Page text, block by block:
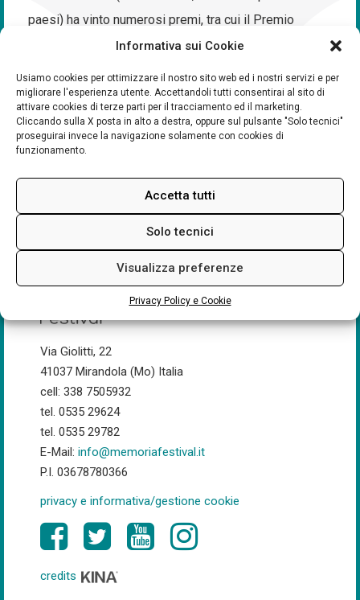
Informativa sui Cookie
Usiamo cookies per ottimizzare il nostro sito web ed i nostri servizi e per
migliorare l'esperienza utente. Accettandoli tutti consentirai al sito di
attivare cookies di terze parti per il tracciamento ed il marketing.
Cliccando sulla X posta in alto a destra, oppure sul pulsante "Solo tecnici"
proseguirai invece la navigazione solamente con cookies di
funzionamento.
Accetta tutti
Solo tecnici
Visualizza preferenze
Privacy Policy e Cookie
paesi) ha vinto numerosi premi, tra cui il Premio
Campiello, il Premio Napoli e il Premio Alassio. Per
Einaudi ha pubblicato anche
Bella mia
(prima edizione
Elliot 2014), con cui ha partecipato al Premio Strega
2014 e ha vinto il Premio Brancati, eBorgo Sud(2020)
finalista del Premio Strega 2021.
Via Giolitti, 22
41037 Mirandola (Mo) Italia
cell: 338 7505932
tel. 0535 29624
tel. 0535 29782
E-Mail: info@memoriafestival.it
P.I. 03678780366
privacy e informativa/gestione cookie
credits